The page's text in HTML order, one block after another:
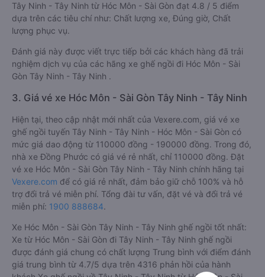
Tây Ninh - Tây Ninh từ Hóc Môn - Sài Gòn đạt 4.8 / 5 điểm
dựa trên các tiêu chí như: Chất lượng xe, Đúng giờ, Chất
lượng phục vụ.
Đánh giá này được viết trực tiếp bởi các khách hàng đã trải
nghiệm dịch vụ của các hãng xe ghế ngồi đi Hóc Môn - Sài
Gòn Tây Ninh - Tây Ninh .
3. Giá vé xe Hóc Môn - Sài Gòn Tây Ninh - Tây Ninh
Hiện tại, theo cập nhật mới nhất của Vexere.com, giá vé xe
ghế ngồi tuyến Tây Ninh - Tây Ninh - Hóc Môn - Sài Gòn có
mức giá dao động từ 110000 đồng - 190000 đồng. Trong đó,
nhà xe Đồng Phước có giá vé rẻ nhất, chỉ 110000 đồng. Đặt
vé xe Hóc Môn - Sài Gòn Tây Ninh - Tây Ninh chính hãng tại
Vexere.com để có giá rẻ nhất, đảm bảo giữ chỗ 100% và hỗ
trợ đổi trả vé miễn phí. Tổng đài tư vấn, đặt vé và đổi trả vé
miễn phí: 1900 888684.
Xe Hóc Môn - Sài Gòn Tây Ninh - Tây Ninh ghế ngồi tốt nhất:
Xe từ Hóc Môn - Sài Gòn đi Tây Ninh - Tây Ninh ghế ngồi
được đánh giá chung có chất lượng Trung bình với điểm đánh
giá trung bình từ 4.7/5 dựa trên 4316 phản hồi của hành